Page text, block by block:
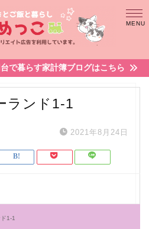
で暮らす家計簿ブログはこちら
ランド1-1
2021年8月24日
1-1